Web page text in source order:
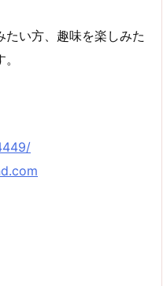
たい方、趣味を楽しみた